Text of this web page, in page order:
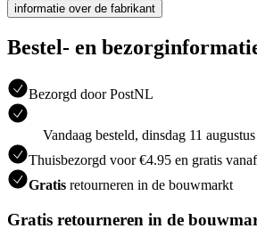
informatie over de fabrikant
Bestel- en
Bezorgd door PostNL
Vandaag besteld, dinsdag 11
Thuisbezorgd voor €4.95 en gratis
Gratis retourneren in de bouwmarkt
Gratis retourneren in de